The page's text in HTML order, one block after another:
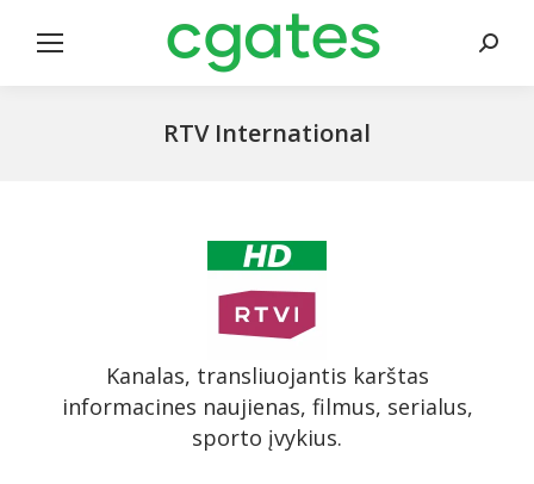
Search:
RTV International
Kanalas, transliuojantis karštas
informacines naujienas, filmus, serialus,
sporto įvykius.